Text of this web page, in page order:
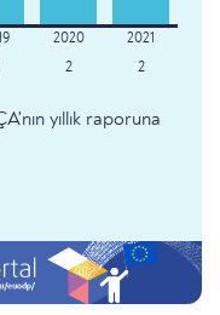
2 2
yıllık raporuna